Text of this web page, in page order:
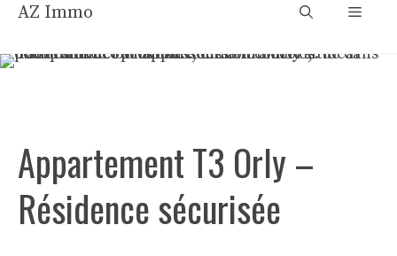
Aller
contenu
AZ Immo Menu
Appartement T3 Orly –
Résidence sécurisée